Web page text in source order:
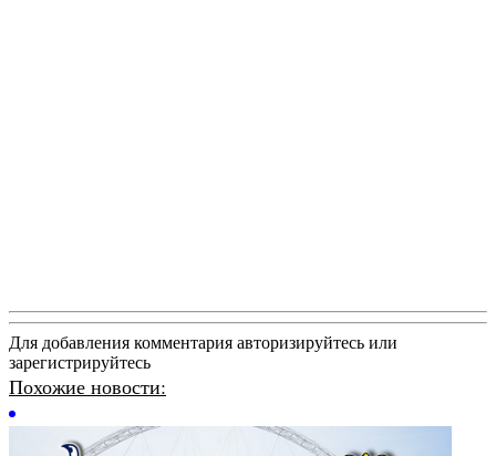
Для добавления комментария авторизируйтесь или
зарегистрируйтесь
Похожие новости: